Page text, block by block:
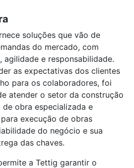
soluções que vão de
do mercado, com
agilidade e responsabilidade.
as expectativas dos clientes
para os colaboradores, foi
atender o setor da construção
obra especializada e
execução de obras
do negócio e sua
das chaves.
a Tettig garantir o